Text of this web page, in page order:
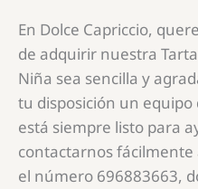
En Dolce Capriccio,
de adquirir nuestra
Niña sea sencilla y
tu disposición un
está siempre listo para
contactarnos fácilmente
el número 696883663,